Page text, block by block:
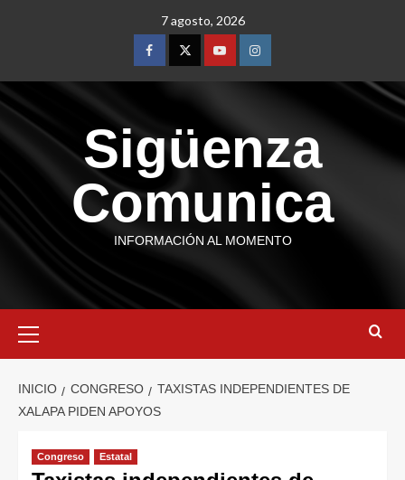
7 agosto, 2026
Sigüenza
Comunica
INFORMACIÓN AL MOMENTO
INICIO CONGRESO
TAXISTAS INDEPENDIENTES DE
XALAPA PIDEN APOYOS
Congreso Estatal